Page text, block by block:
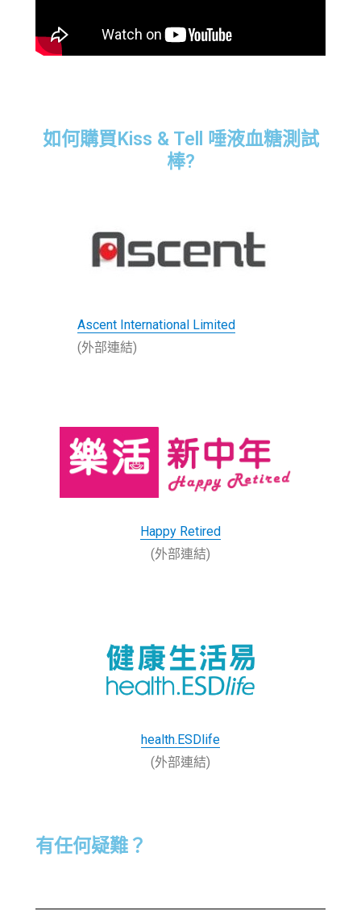
如何購買Kiss & Tell 唾液血糖測試
棒?
Ascent International Limited
(外部連結)
Happy Retired
(外部連結)
health.ESDlife
(外部連結)
有任何疑難？